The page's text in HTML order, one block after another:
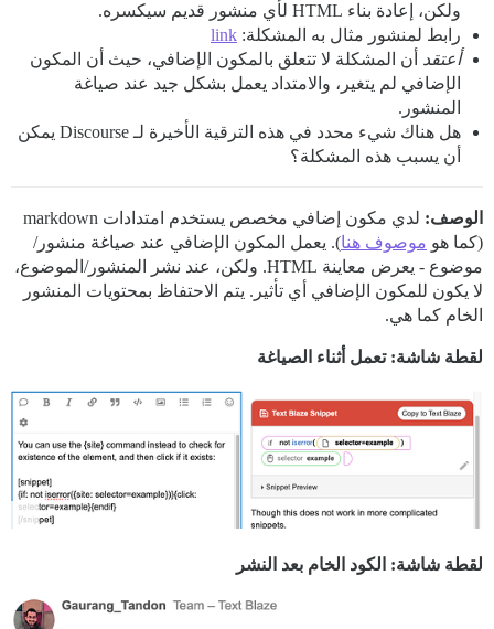
ولكن، إعادة بناء HTML لأي منشور قديم سيكسره.
رابط لمنشور مثال به المشكلة: link
أعتقد أن المشكلة لا تتعلق بالمكون الإضافي، حيث أن المكون
الإضافي لم يتغير، والامتداد يعمل بشكل جيد عند صياغة
المنشور.
هل هناك شيء محدد في هذه الترقية الأخيرة لـ Discourse يمكن
أن يسبب هذه المشكلة؟
الوصف:
لدي مكون إضافي مخصص يستخدم امتدادات markdown
(كما هو موصوف هنا). يعمل المكون الإضافي عند صياغة منشور/
موضوع - يعرض معاينة HTML. ولكن، عند نشر المنشور/الموضوع،
لا يكون للمكون الإضافي أي تأثير. يتم الاحتفاظ بمحتويات المنشور
الخام كما هي.
لقطة شاشة: تعمل أثناء الصياغة
لقطة شاشة: الكود الخام بعد النشر